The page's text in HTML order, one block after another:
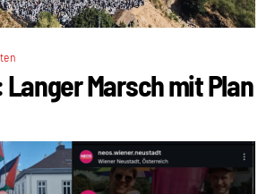
Marsch mit Plan